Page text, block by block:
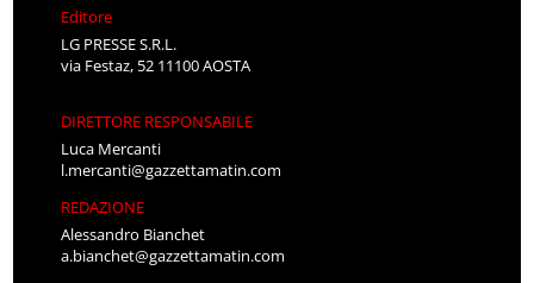
Editore
LG PRESSE S.R.L.
via Festaz, 52 11100 AOSTA
DIRETTORE RESPONSABILE
Luca Mercanti
l.mercanti@gazzettamatin.com
REDAZIONE
Alessandro Bianchet
a.bianchet@gazzettamatin.com